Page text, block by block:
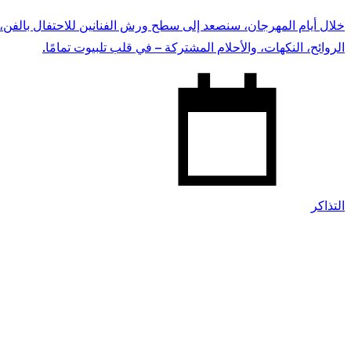
خلال أيام المهرجان، سنصعد إلى سطح ورش الفنانين للاحتفال بالفن،
الروائح، النكهات، والأحلام المشتركة – في قلب تلبيوت تمامًا.
التذاكر